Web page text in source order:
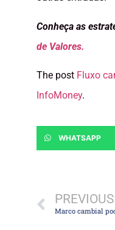
Conheça as
de Valores.
The post Fluxo
InfoMoney.
WHATSAPP
PREVIOUS